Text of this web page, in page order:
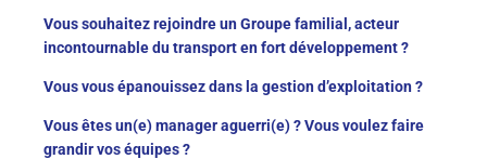
Vous souhaitez rejoindre un Groupe familial, acteur
incontournable du transport en fort développement ?
Vous vous épanouissez dans la gestion d’exploitation ?
Vous êtes un(e) manager aguerri(e) ? Vous voulez faire
grandir vos équipes ?